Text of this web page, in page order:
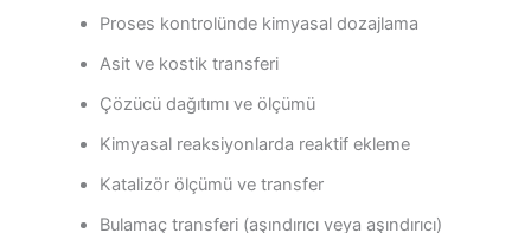
Proses kontrolünde kimyasal dozajlama
Asit ve kostik transferi
Çözücü dağıtımı ve ölçümü
Kimyasal reaksiyonlarda reaktif ekleme
Katalizör ölçümü ve transfer
Bulamaç transferi (aşındırıcı veya aşındırıcı)